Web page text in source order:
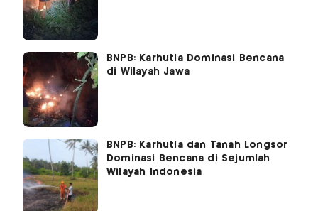
BNPB: Karhutla Dominasi Bencana
di Wilayah Jawa
BNPB: Karhutla dan Tanah Longsor
Dominasi Bencana di Sejumlah
Wilayah Indonesia